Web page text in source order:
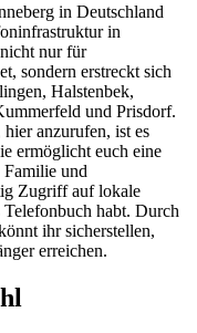
in Deutschland
in
nur für
sondern erstreckt sich
Halstenbek,
und Prisdorf.
anzurufen, ist es
ermöglicht euch eine
und
Zugriff auf lokale
habt. Durch
ihr sicherstellen,
erreichen.